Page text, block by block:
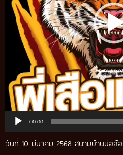
00:00
วันที่ 10 มีนาคม 2568 สนามบ้านบ่อล้อ